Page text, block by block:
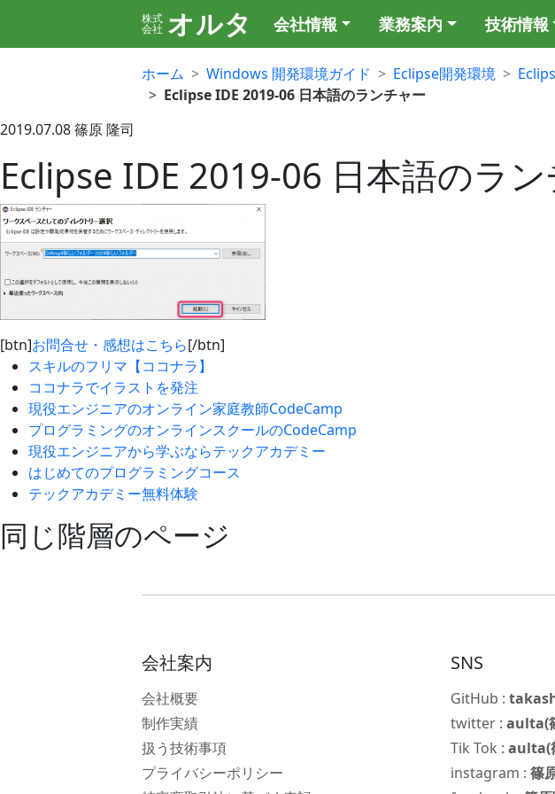
株式
会社 オルタ 会社情報 業務案内 技術情報
ホーム Windows 開発環境ガイド Eclipse開発環境
Eclipse IDE 2019-06 日本語のランチャー
2019.07.08篠原 隆司
Eclipse IDE 2019-06 日本語のラ
[btn]お問合せ・感想はこちら[/btn]
スキルのフリマ【ココナラ】
ココナラでイラストを発注
現役エンジニアのオンライン家庭教師CodeCamp
プログラミングのオンラインスクールのCodeCamp
現役エンジニアから学ぶならテックアカデミー
はじめてのプログラミングコース
テックアカデミー無料体験
同じ階層のページ
会社案内
会社概要
制作実績
扱う技術事項
プライバシーポリシー
SNS
GitHub :
twitter :aulta(
Tik Tok :aulta(
instagram :篠